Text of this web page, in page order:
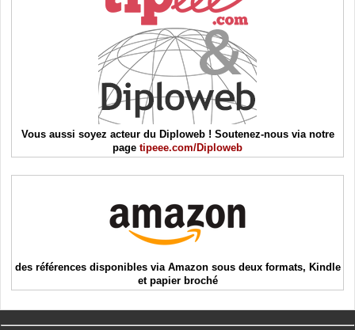
Vous aussi soyez acteur du Diploweb ! Soutenez-nous via notre
page tipeee.com/Diploweb
des références disponibles via Amazon sous deux formats, Kindle
et papier broché